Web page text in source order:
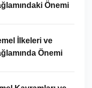
Önemi
İlkeleri ve
Önemi